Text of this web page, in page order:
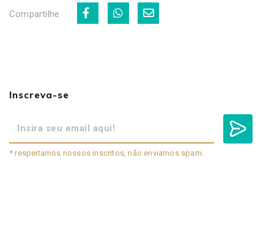
Compartilhe
Inscreva-se
* respeitamos nossos inscritos, não enviamos spam.